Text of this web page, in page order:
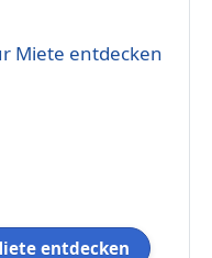
Miete entdecken
entdecken